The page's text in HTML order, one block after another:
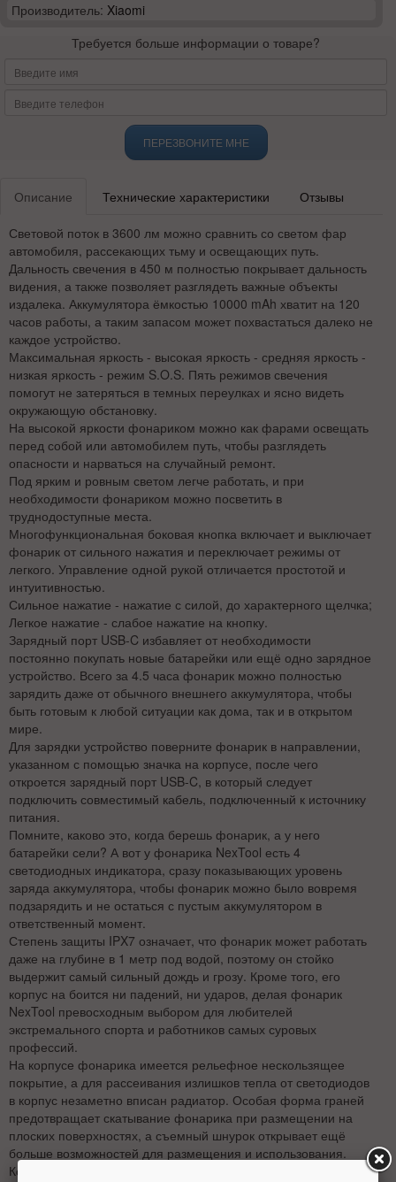
Производитель: Xiaomi
Требуется больше информации о товаре?
ПЕРЕЗВОНИТЕ МНЕ
Описание Технические характеристики Отзывы
Световой поток в 3600 лм можно сравнить со светом фар
автомобиля, рассекающих тьму и освещающих путь.
Дальность свечения в 450 м полностью покрывает дальность
видения, а также позволяет разглядеть важные объекты
издалека. Аккумулятора ёмкостью 10000 mAh хватит на 120
часов работы, а таким запасом может похвастаться далеко не
каждое устройство.
Максимальная яркость - высокая яркость - средняя яркость -
низкая яркость - режим S.O.S. Пять режимов свечения
помогут не затеряться в темных переулках и ясно видеть
окружающую обстановку.
На высокой яркости фонариком можно как фарами освещать
перед собой или автомобилем путь, чтобы разглядеть
опасности и нарваться на случайный ремонт.
Под ярким и ровным светом легче работать, и при
необходимости фонариком можно посветить в
труднодоступные места.
Многофункциональная боковая кнопка включает и выключает
фонарик от сильного нажатия и переключает режимы от
легкого. Управление одной рукой отличается простотой и
интуитивностью.
Сильное нажатие - нажатие с силой, до характерного щелчка;
Легкое нажатие - слабое нажатие на кнопку.
Зарядный порт USB-C избавляет от необходимости
постоянно покупать новые батарейки или ещё одно зарядное
устройство. Всего за 4.5 часа фонарик можно полностью
зарядить даже от обычного внешнего аккумулятора, чтобы
быть готовым к любой ситуации как дома, так и в открытом
мире.
Для зарядки устройство поверните фонарик в направлении,
указанном с помощью значка на корпусе, после чего
откроется зарядный порт USB-C, в который следует
подключить совместимый кабель, подключенный к источнику
питания.
Помните, каково это, когда берешь фонарик, а у него
батарейки сели? А вот у фонарика NexTool есть 4
светодиодных индикатора, сразу показывающих уровень
заряда аккумулятора, чтобы фонарик можно было вовремя
подзарядить и не остаться с пустым аккумулятором в
ответственный момент.
Степень защиты IPX7 означает, что фонарик может работать
даже на глубине в 1 метр под водой, поэтому он стойко
выдержит самый сильный дождь и грозу. Кроме того, его
корпус на боится ни падений, ни ударов, делая фонарик
NexTool превосходным выбором для любителей
экстремального спорта и работников самых суровых
профессий.
На корпусе фонарика имеется рельефное нескользящее
покрытие, а для рассеивания излишков тепла от светодиодов
в корпус незаметно вписан радиатор. Особая форма граней
предотвращает скатывание фонарика при размещении на
плоских поверхностях, а съемный шнурок открывает ещё
больше возможностей для размещения и использования.
Корпус фонарика выполнен из сверхпрочного авиационного